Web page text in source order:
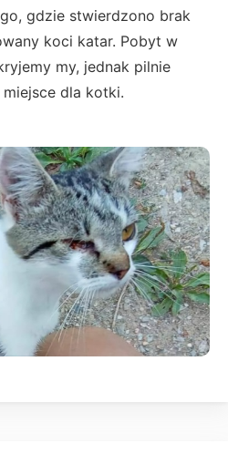
gdzie stwierdzono brak
koci katar. Pobyt w
my, jednak pilnie
dla kotki.